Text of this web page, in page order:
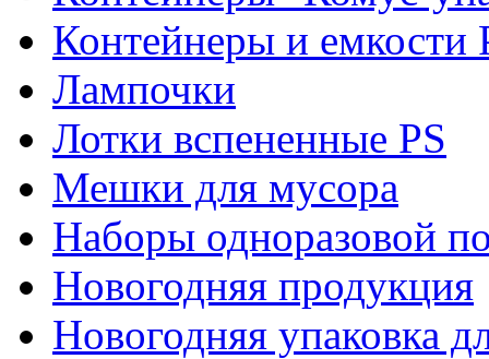
Контейнеры и емкости
Лампочки
Лотки вспененные PS
Мешки для мусора
Наборы одноразовой
Новогодняя продукция
Новогодняя упаковка